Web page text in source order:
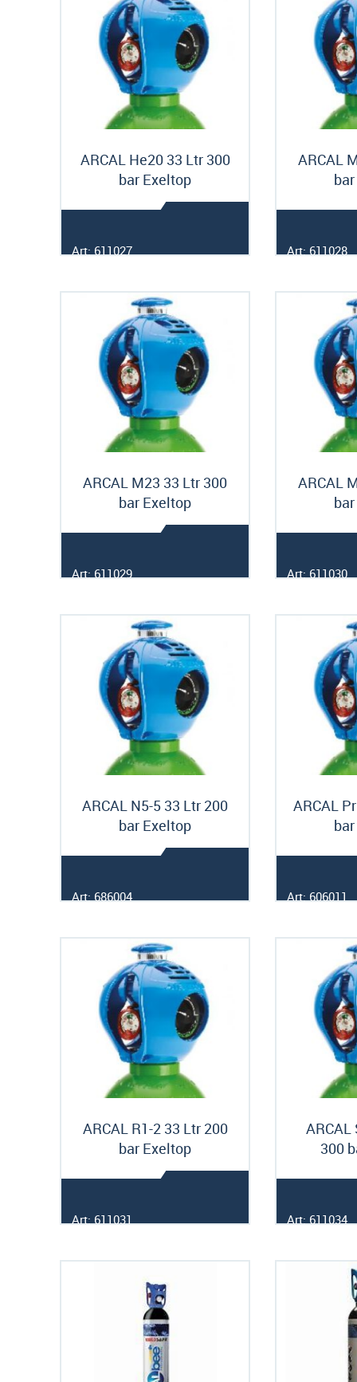
ARCAL He20 33 Ltr 300
bar Exeltop
Art: 611027
ARCAL
Art: 611028
ARCAL M23 33 Ltr 300
bar Exeltop
Art: 611029
ARCAL
Art: 611030
ARCAL N5-5 33 Ltr 200
bar Exeltop
Art: 686004
ARCAL
Art: 606011
ARCAL R1-2 33 Ltr 200
bar Exeltop
Art: 611031
ARCAL
300
Art: 611034